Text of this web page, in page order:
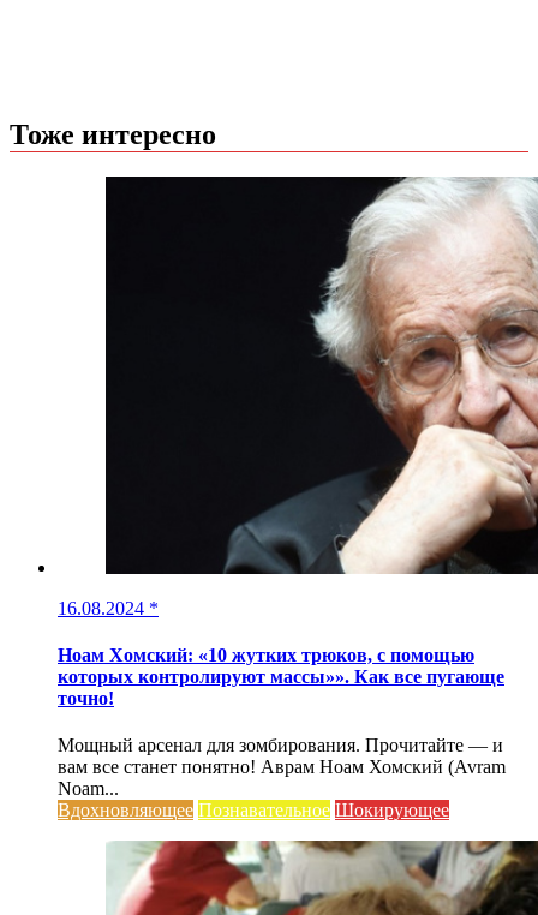
Тоже интересно
16.08.2024 *
Ноам Хомский: «10 жутких трюков, с помощью
которых контролируют массы»». Как все пугающе
точно!
Мощный арсенал для зомбирования. Прочитайте — и
вам все станет понятно! Аврам Ноам Хомский (Avram
Noam...
Вдохновляющее Познавательное Шокирующее